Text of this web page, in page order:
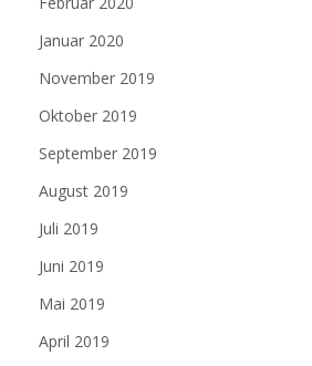
Januar 2020
November 2019
Oktober 2019
September 2019
August 2019
Juli 2019
Juni 2019
Mai 2019
April 2019